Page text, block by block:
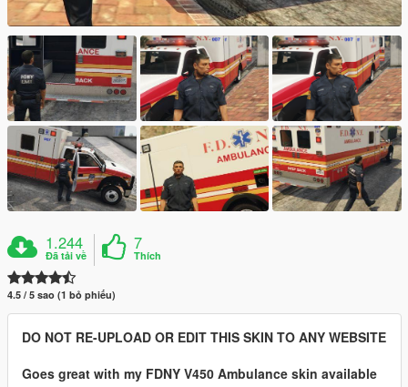
1.244
Đã tải về
7
Thích
4.5 / 5 sao (1 bỏ phiếu)
DO NOT RE-UPLOAD OR EDIT THIS SKIN TO ANY WEBSITE
Goes great with my FDNY V450 Ambulance skin available